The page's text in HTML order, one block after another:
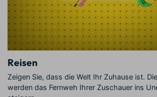
Reisen
Zeigen Sie, dass die Welt Ihr Zuhause ist.
werden das Fernweh Ihrer Zuschauer ins